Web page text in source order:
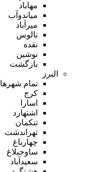
مهاباد
میاندوآب
میرآباد
نالوس
نقده
نوشین
بازگشت
البرز
تمام شهر‌ها
کرج
اسارا
اشتهارد
تنکمان
تهراندشت
چهارباغ
ساوجبلاغ
سعیدآباد